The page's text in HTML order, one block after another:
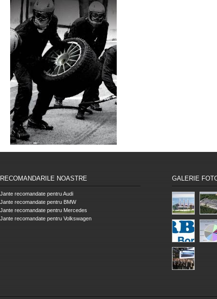
RECOMANDARILE NOASTRE
Jante recomandate pentru Audi
Jante recomandate pentru BMW
Jante recomandate pentru Mercedes
Jante recomandate pentru Volkswagen
GALERIE